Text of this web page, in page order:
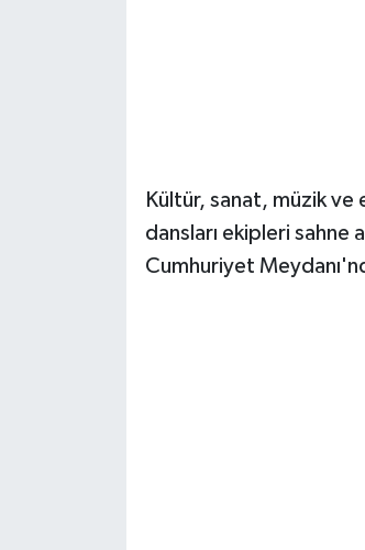
Kültür, sanat, müzik
dansları ekipleri sahne
Cumhuriyet